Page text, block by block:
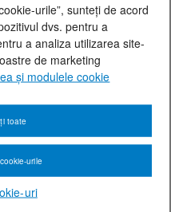
urile”, sunteți de acord
dvs. pentru a
a analiza utilizarea site-
de marketing
și modulele cookie
uri
toate
urile